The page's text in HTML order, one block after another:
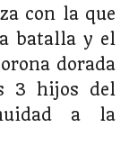
con la que
batalla y el
dorada
3 hijos del
a la